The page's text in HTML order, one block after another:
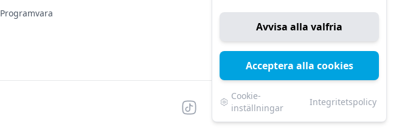
Avvisa alla valfria
Acceptera alla cookies
Cookie-
inställningar
Integritetspolicy
Programvara
Konferens & Public Display
Sälja elektronik
Tiktok FacebookInstagramYouTube Mörkt läge